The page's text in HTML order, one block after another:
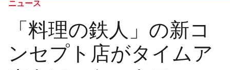
ニュース
「料理の鉄人」の新コ
ンセプト店がタイムア